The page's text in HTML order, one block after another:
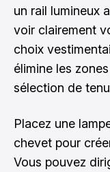
un rail lumineux
voir clairement
choix
élimine les
sélection de
Placez une
chevet pour
Vous pouvez